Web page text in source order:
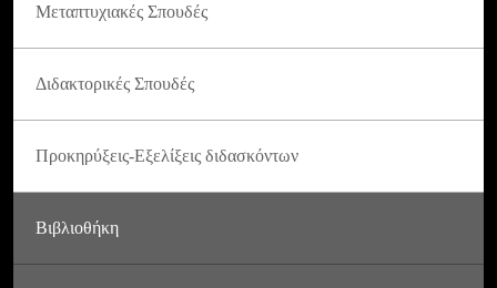
Μεταπτυχιακές Σπουδές
Διδακτορικές Σπουδές
Προκηρύξεις-Εξελίξεις διδασκόντων
Βιβλιοθήκη